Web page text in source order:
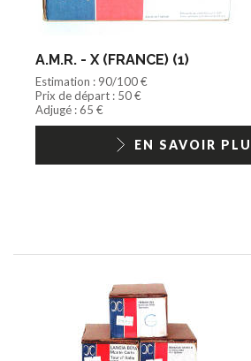
A.M.R. - X (FRANCE) (1)
Estimation : 90/100 €
Prix de départ : 50 €
Adjugé : 65 €
EN SAVOIR